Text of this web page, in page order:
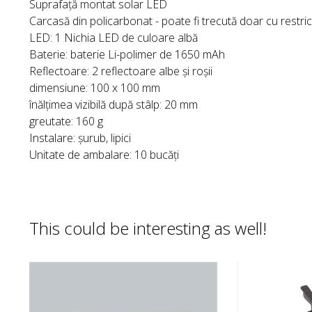
Suprafață montat solar LED
Carcasă din policarbonat - poate fi trecută doar cu
LED: 1 Nichia LED de culoare albă
Baterie: baterie Li-polimer de 1650 mAh
Reflectoare: 2 reflectoare albe și roșii
dimensiune: 100 x 100 mm
înălțimea vizibilă după stâlp: 20 mm
greutate: 160 g
Instalare: șurub, lipici
Unitate de ambalare: 10 bucăți
This could be interesting as well!